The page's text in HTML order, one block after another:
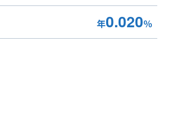
年0.020％